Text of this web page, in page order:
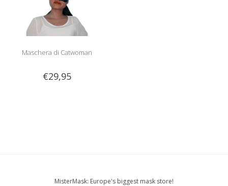
Maschera di Catwoman
€29,95
MisterMask: Europe's biggest mask store!